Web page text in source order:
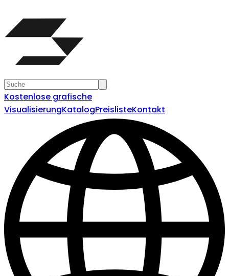
Kostenlose grafische
VisualisierungKatalogPreislisteKontakt